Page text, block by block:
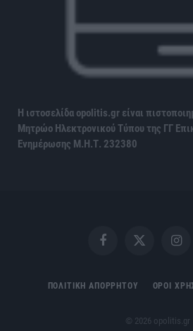
Η ιστοσελίδα opolitis.gr είναι
Μητρώο Ηλεκτρονικού Τύπου της ΓΓ
Ενημέρωσης Μ.Η.Τ. 232380
FacebookX
ΠΟΛΙΤΙΚΗ ΑΠΟΡΡΗΤΟΥ ΟΡΟΙ
© 2026 opolitis.gr